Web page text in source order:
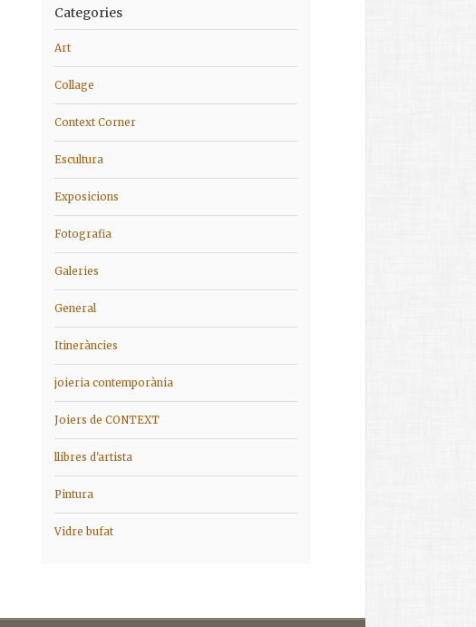
Categories
Art
Collage
Context Corner
Escultura
Exposicions
Fotografia
Galeries
General
Itineràncies
joieria contemporània
Joiers de CONTEXT
llibres d'artista
Pintura
Vidre bufat